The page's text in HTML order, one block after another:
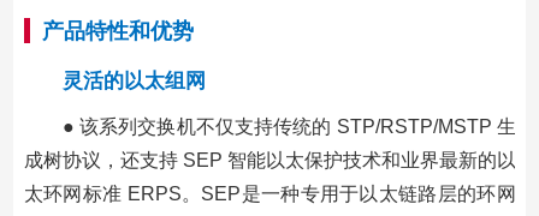
产品特性和优势
灵活的以太组网
● 该系列交换机不仅支持传统的 STP/RSTP/MSTP 生
成树协议，还支持 SEP 智能以太保护技术和业界最新的以
太环网标准 ERPS。SEP是一种专用于以太链路层的环网